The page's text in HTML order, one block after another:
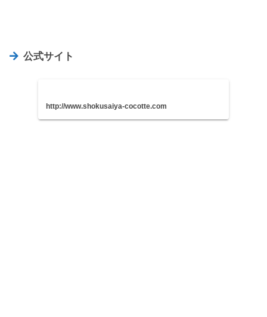
公式サイト
http://www.shokusaiya-cocotte.com